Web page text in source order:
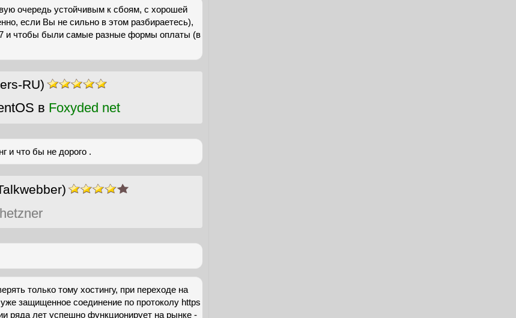
очередь устойчивым к сбоям, с хорошей
если Вы не сильно в этом разбираетесь),
и чтобы были самые разные формы оплаты (в
RU)
в Foxyded net
и что бы не дорого .
hetzner
только тому хостингу, при переходе на
уже защищенное соединение по протоколу https
ряда лет успешно функционирует на рынке -